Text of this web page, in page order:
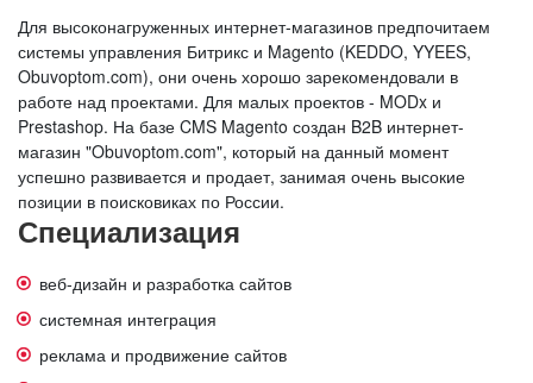
Для высоконагруженных интернет-магазинов предпочитаем
системы управления Битрикс и Magento (KEDDO, YYEES,
Obuvoptom.com), они очень хорошо зарекомендовали в
работе над проектами. Для малых проектов - MODx и
Prestashop. На базе CMS Magento создан B2B интернет-
магазин "Obuvoptom.com", который на данный момент
успешно развивается и продает, занимая очень высокие
позиции в поисковиках по России.
Специализация
веб-дизайн и разработка сайтов
системная интеграция
реклама и продвижение сайтов